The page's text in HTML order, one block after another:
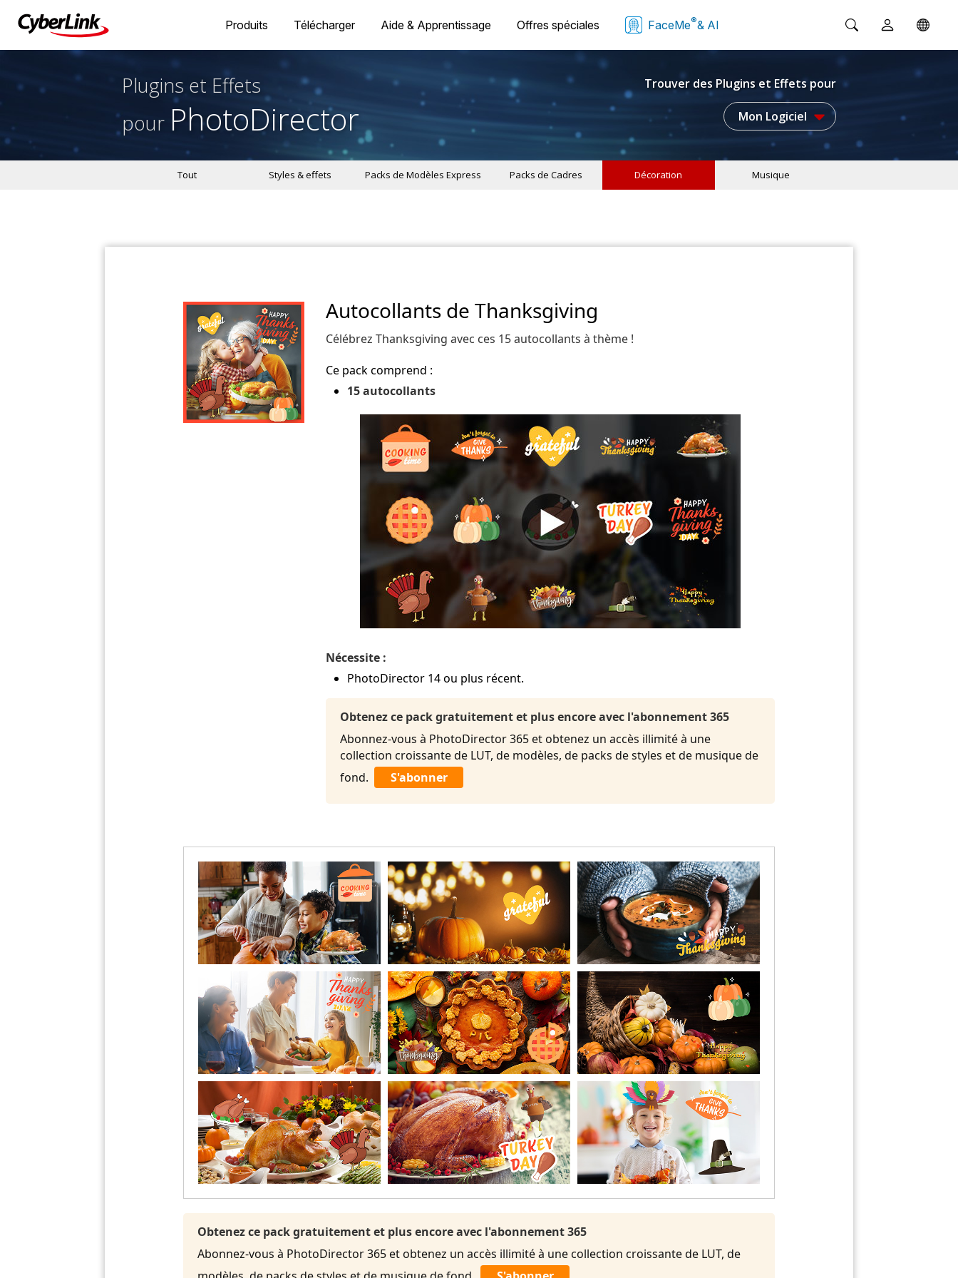
Produits Télécharger Aide & Apprentissage Offres spéciales FaceMe®& AI
Plugins et Effets
pour PhotoDirector
Trouver des Plugins et Effets pour
Mon Logiciel
Tout Styles & effets Packs de Modèles Express Packs de Cadres Décoration Musique
Autocollants de Thanksgiving
Célébrez Thanksgiving avec ces 15 autocollants à thème !
Ce pack comprend :
15 autocollants
Nécessite :
PhotoDirector 14 ou plus récent.
Obtenez ce pack gratuitement et plus encore avec l'abonnement 365
Abonnez-vous à PhotoDirector 365 et obtenez un accès illimité à une
collection croissante de LUT, de modèles, de packs de styles et de musique de
fond.
S'abonner
Obtenez ce pack gratuitement et plus encore avec l'abonnement 365
Abonnez-vous à PhotoDirector 365 et obtenez un accès illimité à une collection croissante de LUT, de